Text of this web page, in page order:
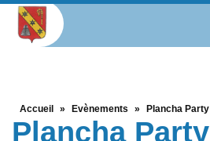
Accueil » Evènements » Plancha Party
Plancha Party